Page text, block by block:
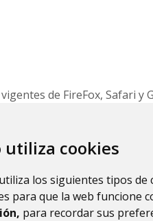
utiliza cookies
los siguientes tipos de
para que la web funcione
para recordar sus
de FireFox, Safari y
tablets y móviles.
este sitio web.